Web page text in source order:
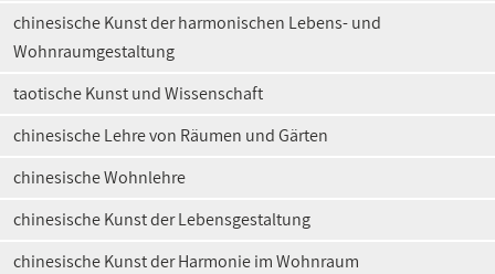
chinesische Kunst der harmonischen Lebens- und
Wohnraumgestaltung
taotische Kunst und Wissenschaft
chinesische Lehre von Räumen und Gärten
chinesische Wohnlehre
chinesische Kunst der Lebensgestaltung
chinesische Kunst der Harmonie im Wohnraum